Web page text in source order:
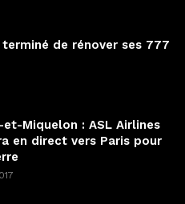
de rénover ses 777
Miquelon : ASL Airlines
en direct vers Paris pour